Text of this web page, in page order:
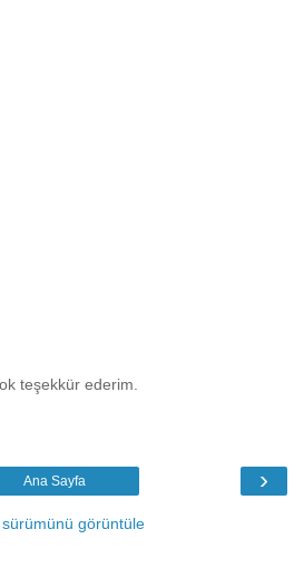
teşekkür ederim.
›
Ana Sayfa
görüntüle